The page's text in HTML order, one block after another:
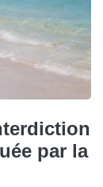
par la